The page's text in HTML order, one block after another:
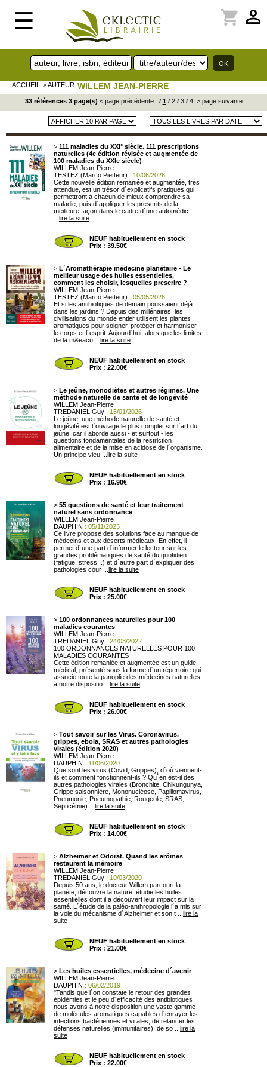
☰ perm_identity
shopping_cart
ACCUEIL > AUTEUR WILLEM JEAN-PIERRE
33 références 3 page(s) < page précédente/ 1 /2/3/4 > page suivante
> 111 maladies du XXI° siècle. 111 prescriptions
naturelles (4e édition révisée et augmentée de
100 maladies du XXIe siècle)
WILLEM Jean-Pierre
TESTEZ (Marco Pietteur) : 10/06/2026
Cette nouvelle édition remaniée et augmentée, très
attendue, est un trésor d´explicatifs pratiques qui
permettront à chacun de mieux comprendre sa
maladie, puis d´appliquer les prescrits de la
meilleure façon dans le cadre d´une automédic
lire la suite
NEUF habituellement en stock
Prix : 39.50€
> L´Aromathérapie médecine planétaire - Le
meilleur usage des huiles essentielles,
comment les choisir, lesquelles prescrire ?
WILLEM Jean-Pierre
TESTEZ (Marco Pietteur) : 05/05/2026
Et si les antibiotiques de demain poussaient déjà
dans les jardins ? Depuis des millénaires, les
civilisations du monde entier utilisent les plantes
aromatiques pour soigner, protéger et harmoniser
le corps et l´esprit. Aujourd´hui, alors que les limites
de la m&eacu ... lire la suite
NEUF habituellement en stock
Prix : 22.00€
> Le jeûne, monodiètes et autres régimes. Une
méthode naturelle de santé et de longévité
WILLEM Jean-Pierre
TREDANIEL Guy : 15/01/2026
Le jeûne, une méthode naturelle de santé et
longévité est l´ouvrage le plus complet sur l´art du
jeûne, car il aborde aussi - et surtout - les
questions fondamentales de la restriction
alimentaire et de la mise en acidose de l´organisme.
Un principe vieu ... lire la suite
NEUF habituellement en stock
Prix : 16.90€
> 55 questions de santé et leur traitement
naturel sans ordonnance
WILLEM Jean-Pierre
DAUPHIN : 05/11/2025
Ce livre propose des solutions face au manque de
médecins et aux déserts médicaux. En effet, il
permet d´une part d´informer le lecteur sur les
grandes problématiques de santé du quotidien
(fatigue, stress...) et d´autre part d´expliquer des
pathologies cour ... lire la suite
NEUF habituellement en stock
Prix : 25.00€
> 100 ordonnances naturelles pour 100
maladies courantes
WILLEM Jean-Pierre
TREDANIEL Guy : 24/03/2022
100 ORDONNANCES NATURELLES POUR 100
MALADIES COURANTES
Cette édition remaniée et augmentée est un guide
médical, présenté sous la forme d´un répertoire qui
associe toute la panoplie des médecines naturelles
à notre dispositio ... lire la suite
NEUF habituellement en stock
Prix : 26.00€
> Tout savoir sur les Virus. Coronavirus,
grippes, ebola, SRAS et autres pathologies
virales (édition 2020)
WILLEM Jean-Pierre
DAUPHIN : 11/06/2020
Que sont les virus (Covid, Grippes), d´où viennent-
ils et comment fonctionnent-ils ? Qu´en est-il des
autres pathologies virales (Bronchite, Chikungunya,
Grippe saisonnière, Mononucléose, Papillomavirus,
Pneumonie, Pneumopathie, Rougeole, SRAS,
Septicémie) ... lire la suite
NEUF habituellement en stock
Prix : 14.00€
> Alzheimer et Odorat. Quand les arômes
restaurent la mémoire
WILLEM Jean-Pierre
TREDANIEL Guy : 10/03/2020
Depuis 50 ans, le docteur Willem parcourt la
planète, découvre la nature, étudie les huiles
essentielles dont il a découvert leur impact sur la
santé. L´étude de la paléo-anthropologie l´a mis sur
la voie du mécanisme d´Alzheimer et son t ... lire la
suite
NEUF habituellement en stock
Prix : 21.00€
> Les huiles essentielles, médecine d´avenir
WILLEM Jean-Pierre
DAUPHIN : 06/02/2019
"Tandis que l´on constate le retour des grandes
épidémies et le peu d´efficacité des antibiotiques
nous avons à notre disposition une vaste gamme
de molécules aromatiques capables d´enrayer les
infections bactériennes et virales, de relancer les
défenses naturelles (immunitaires), de so ... lire la
suite
NEUF habituellement en stock
Prix : 22.00€